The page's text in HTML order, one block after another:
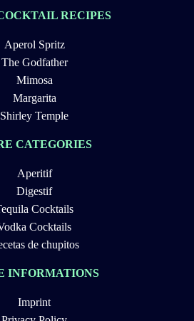
RECIPES
Aperol Spritz
The Godfather
Mimosa
Margarita
Shirley Temple
CATEGORIES
Aperitif
Digestif
Cocktails
Cocktails
de chupitos
INFORMATIONS
Imprint